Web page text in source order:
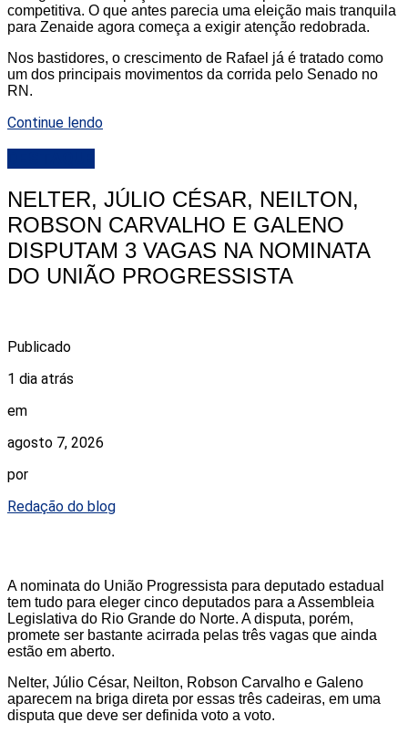
competitiva. O que antes parecia uma eleição mais tranquila
para Zenaide agora começa a exigir atenção redobrada.
Nos bastidores, o crescimento de Rafael já é tratado como
um dos principais movimentos da corrida pelo Senado no
RN.
Continue lendo
NELTER, JÚLIO CÉSAR, NEILTON,
ROBSON CARVALHO E GALENO
DISPUTAM 3 VAGAS NA NOMINATA
DO UNIÃO PROGRESSISTA
Publicado
1 dia atrás
em
agosto 7, 2026
por
Redação do blog
A nominata do União Progressista para deputado estadual
tem tudo para eleger cinco deputados para a Assembleia
Legislativa do Rio Grande do Norte. A disputa, porém,
promete ser bastante acirrada pelas três vagas que ainda
estão em aberto.
Nelter, Júlio César, Neilton, Robson Carvalho e Galeno
aparecem na briga direta por essas três cadeiras, em uma
disputa que deve ser definida voto a voto.